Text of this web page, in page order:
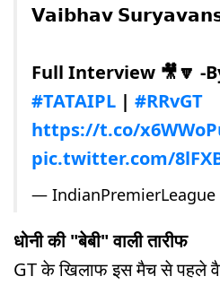
𝗩𝗮𝗶𝗯𝗵𝗮𝘃
Full Interview 🎥🔽 -
#TATAIPL | #RRvGT
https://t.co/
pic.twitter.com/
— IndianPremierLeague
धोनी की "बेबी" वाली तारीफ
GT के खिलाफ इस मैच से पहले